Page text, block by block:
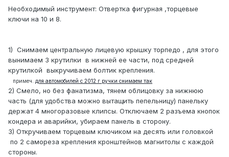
Необходимый инструмент: Отвертка фигурная ,торцевые
ключи на 10 и 8.
1) Снимаем центральную лицевую крышку торпедо , для этого
вынимаем 3 крутилки в нижней ее части, под средней
крутилкой выкручиваем болтик крепления.
примеч. для автомобилей с 2012 г ручки снимаем так
2) Смело, но без фанатизма, тянем облицовку за нижнюю
часть (для удобства можно вытащить пепельницу) панельку
держат 4 многоразовые клипсы. Отключаем 2 разъема кнопок
кондера и аварийки, убираем панель в сторону.
3) Откручиваем торцевым ключиком на десять или головкой
по 2 самореза крепления кронштейнов магнитолы с каждой
стороны.